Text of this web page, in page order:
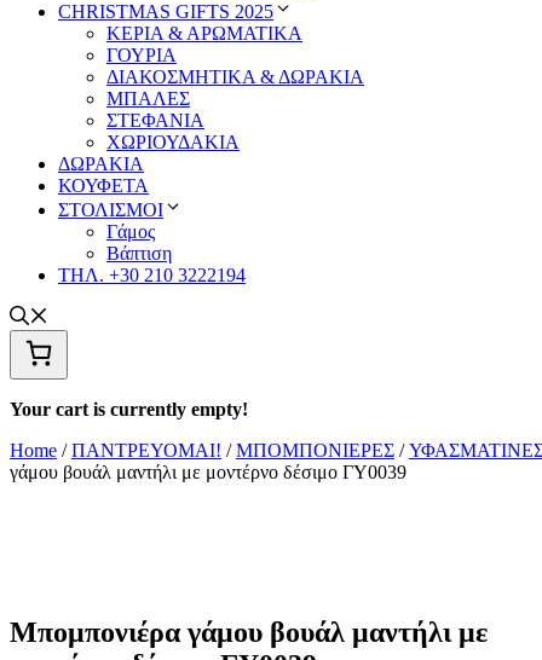
CHRISTMAS GIFTS 2025
ΚΕΡΙΑ & ΑΡΩΜΑΤΙΚΑ
ΓΟΥΡΙΑ
ΔΙΑΚΟΣΜΗΤΙΚΑ & ΔΩΡΑΚΙΑ
ΜΠΑΛΕΣ
ΣΤΕΦΑΝΙΑ
ΧΩΡΙΟΥΔΑΚΙΑ
ΔΩΡΑΚΙΑ
ΚΟΥΦΕΤΑ
ΣΤΟΛΙΣΜΟΙ
Γάμος
Βάπτιση
ΤΗΛ. +30 210 3222194
Your cart is currently empty!
Home /ΠΑΝΤΡΕΥΟΜΑΙ! /ΜΠΟΜΠΟΝΙΕΡΕΣ /
γάμου βουάλ μαντήλι με μοντέρνο δέσιμο ΓΥ0039
Μπομπονιέρα γάμου βουάλ μαντήλι με